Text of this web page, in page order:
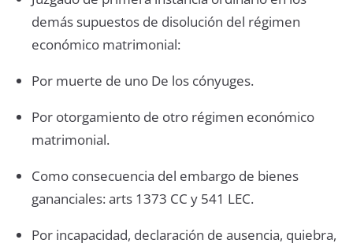
demás supuestos de disolución del régimen
económico matrimonial:
Por muerte de uno De los cónyuges.
Por otorgamiento de otro régimen económico
matrimonial.
Como consecuencia del embargo de bienes
gananciales: arts 1373 CC y 541 LEC.
Por incapacidad, declaración de ausencia, quiebra,